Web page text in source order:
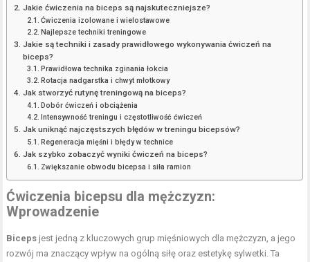
Jakie ćwiczenia na biceps są najskuteczniejsze?
Ćwiczenia izolowane i wielostawowe
Najlepsze techniki treningowe
Jakie są techniki i zasady prawidłowego wykonywania ćwiczeń na
biceps?
Prawidłowa technika zginania łokcia
Rotacja nadgarstka i chwyt młotkowy
Jak stworzyć rutynę treningową na biceps?
Dobór ćwiczeń i obciążenia
Intensywność treningu i częstotliwość ćwiczeń
Jak uniknąć najczęstszych błędów w treningu bicepsów?
Regeneracja mięśni i błędy w technice
Jak szybko zobaczyć wyniki ćwiczeń na biceps?
Zwiększanie obwodu bicepsa i siła ramion
Ćwiczenia bicepsu dla mężczyzn:
Wprowadzenie
Biceps jest jedną z kluczowych grup mięśniowych dla mężczyzn, a jego
rozwój ma znaczący wpływ na ogólną siłę oraz estetykę sylwetki. Ta